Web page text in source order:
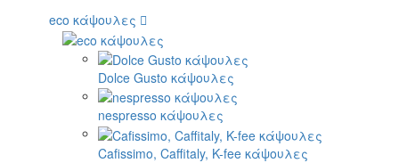
eco κάψουλες
Dolce Gusto κάψουλες
nespresso κάψουλες
Cafissimo, Caffitaly, K-fee κάψουλες